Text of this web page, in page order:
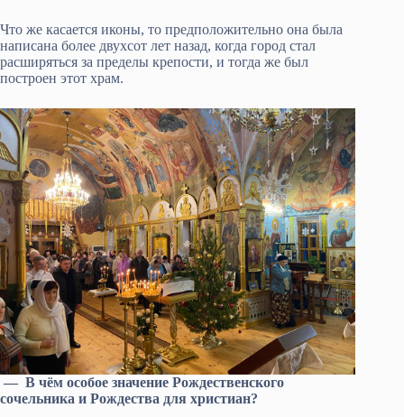
Что же касается иконы, то предположительно она была
написана более двухсот лет назад, когда город стал
расширяться за пределы крепости, и тогда же был
построен этот храм.
— В чём особое значение Рождественского
сочельника и Рождества для христиан?